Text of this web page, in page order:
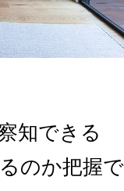
知できる
のか把握